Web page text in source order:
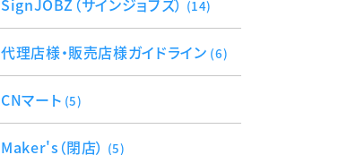
SignJOBZ（サインジョブズ） (14)
代理店様・販売店様ガイドライン (6)
CNマート (5)
Maker's（閉店） (5)